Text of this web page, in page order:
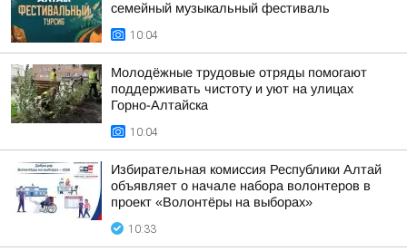
семейный музыкальный фестиваль
10:04
Молодёжные трудовые отряды помогают
поддерживать чистоту и уют на улицах
Горно-Алтайска
10:04
Избирательная комиссия Республики Алтай
объявляет о начале набора волонтеров в
проект «Волонтёры на выборах»
10:33